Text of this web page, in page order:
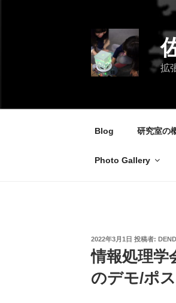
キ
拡
Blog 研究室の
Photo Gallery
投
稿
日:
2022年3月1日 投稿者:
情報処理学
のデモ/ポ